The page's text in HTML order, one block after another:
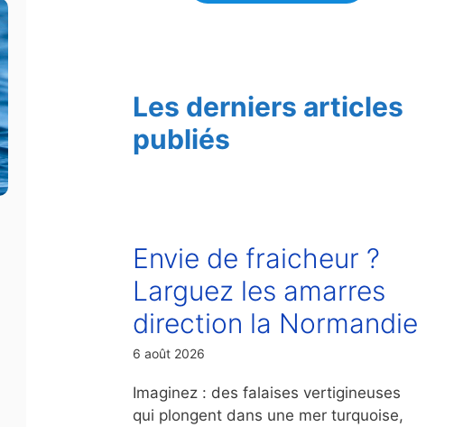
Les derniers articles
publiés
Envie de fraicheur ?
Larguez les amarres
direction la Normandie
6 août 2026
Imaginez : des falaises vertigineuses
qui plongent dans une mer turquoise,